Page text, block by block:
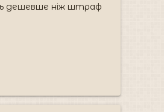
дешевше ніж штраф